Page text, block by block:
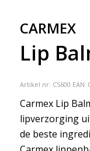
CARMEX
Lip
Artikel nr: CS600 EAN:
Carmex Lip
lipverzorging
de beste